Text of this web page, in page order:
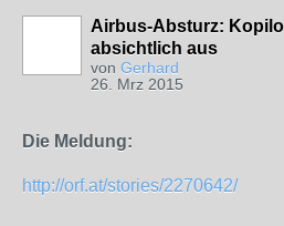
Airbus-Absturz:
absichtlich aus
von Gerhard
26. Mrz 2015
Die Meldung:
http://orf.at/stories/2270642/